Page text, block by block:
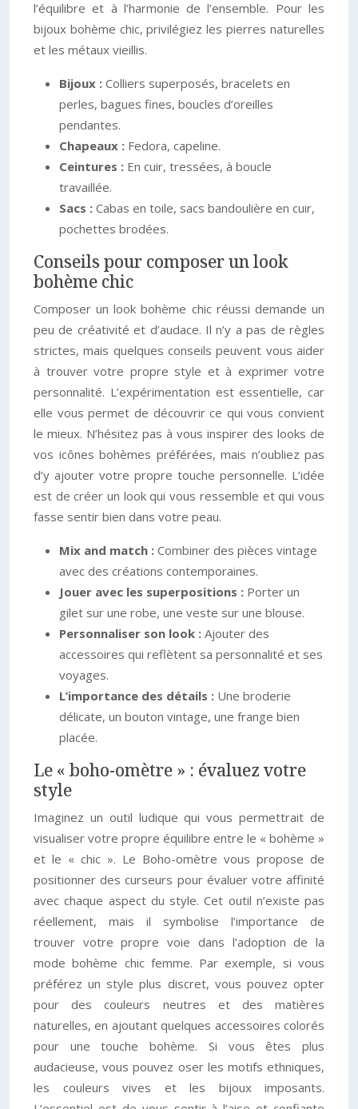
l’équilibre et à l’harmonie de l’ensemble. Pour les
bijoux bohème chic, privilégiez les pierres naturelles
et les métaux vieillis.
Bijoux : Colliers superposés, bracelets en
perles, bagues fines, boucles d’oreilles
pendantes.
Chapeaux : Fedora, capeline.
Ceintures : En cuir, tressées, à boucle
travaillée.
Sacs : Cabas en toile, sacs bandoulière en cuir,
pochettes brodées.
Conseils pour composer un look
bohème chic
Composer un look bohème chic réussi demande un
peu de créativité et d’audace. Il n’y a pas de règles
strictes, mais quelques conseils peuvent vous aider
à trouver votre propre style et à exprimer votre
personnalité. L’expérimentation est essentielle, car
elle vous permet de découvrir ce qui vous convient
le mieux. N’hésitez pas à vous inspirer des looks de
vos icônes bohèmes préférées, mais n’oubliez pas
d’y ajouter votre propre touche personnelle. L’idée
est de créer un look qui vous ressemble et qui vous
fasse sentir bien dans votre peau.
Mix and match : Combiner des pièces vintage
avec des créations contemporaines.
Jouer avec les superpositions : Porter un
gilet sur une robe, une veste sur une blouse.
Personnaliser son look : Ajouter des
accessoires qui reflètent sa personnalité et ses
voyages.
L’importance des détails : Une broderie
délicate, un bouton vintage, une frange bien
placée.
Le « boho-omètre » : évaluez votre
style
Imaginez un outil ludique qui vous permettrait de
visualiser votre propre équilibre entre le « bohème »
et le « chic ». Le Boho-omètre vous propose de
positionner des curseurs pour évaluer votre affinité
avec chaque aspect du style. Cet outil n’existe pas
réellement, mais il symbolise l’importance de
trouver votre propre voie dans l’adoption de la
mode bohème chic femme. Par exemple, si vous
préférez un style plus discret, vous pouvez opter
pour des couleurs neutres et des matières
naturelles, en ajoutant quelques accessoires colorés
pour une touche bohème. Si vous êtes plus
audacieuse, vous pouvez oser les motifs ethniques,
les couleurs vives et les bijoux imposants.